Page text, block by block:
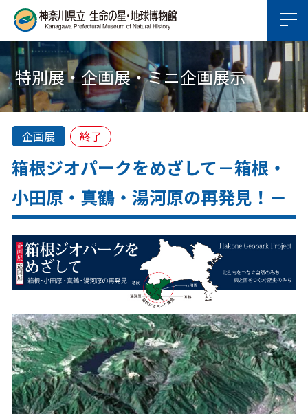
特別展・企画展・ミニ企画展示
企画展 終了
箱根ジオパークをめざして－箱根・
小田原・真鶴・湯河原の再発見！ －